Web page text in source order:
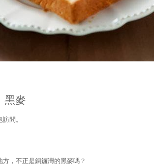
黑麥
問。
，不正是銅鑼灣的黑麥嗎？